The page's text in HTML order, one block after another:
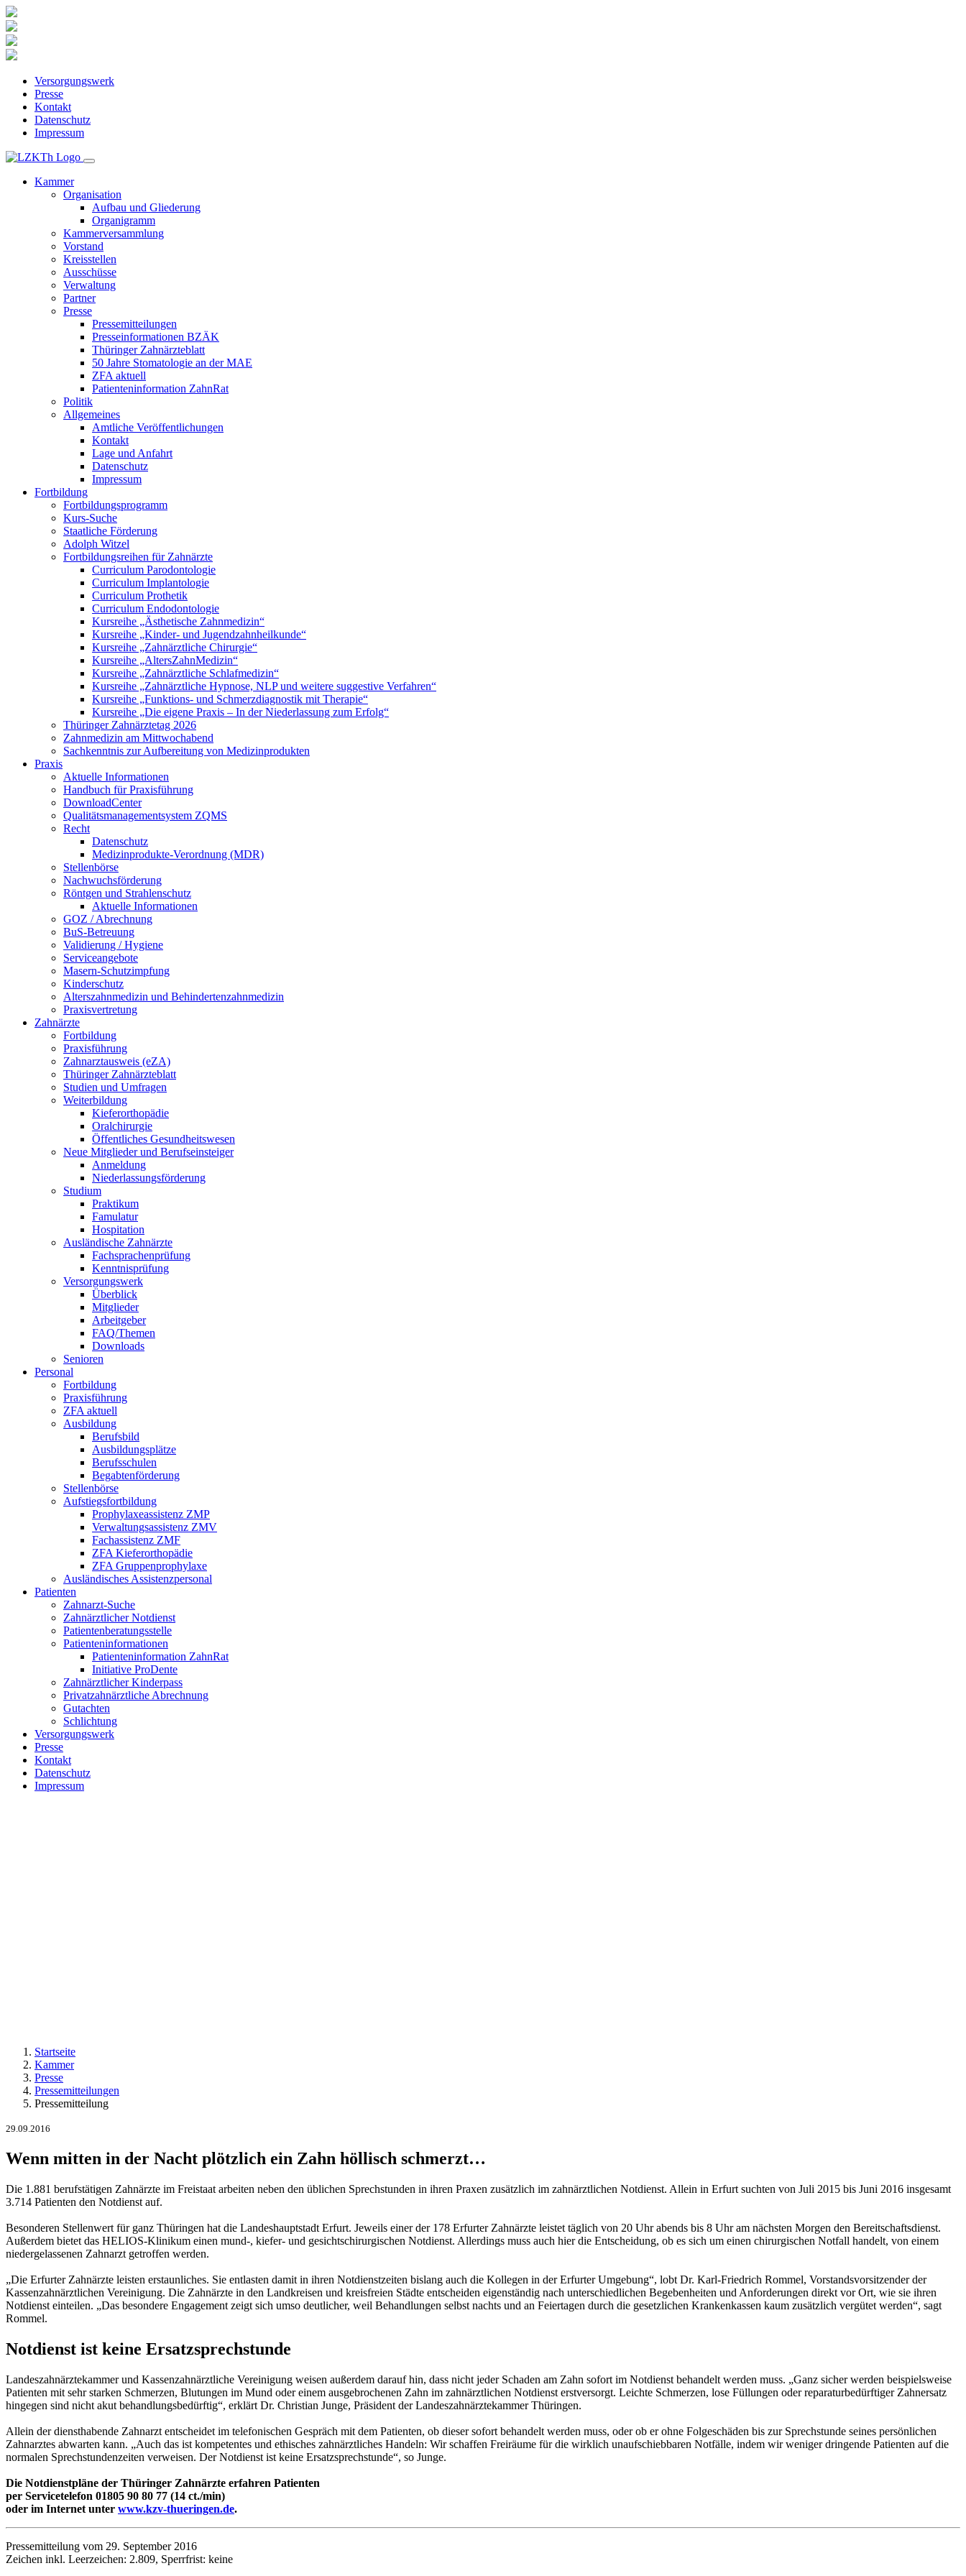
Versorgungswerk
Presse
Kontakt
Datenschutz
Impressum
Kammer
Organisation
Aufbau und Gliederung
Organigramm
Kammerversammlung
Vorstand
Kreisstellen
Ausschüsse
Verwaltung
Partner
Presse
Pressemitteilungen
Presseinformationen BZÄK
Thüringer Zahnärzteblatt
50 Jahre Stomatologie an der MAE
ZFA aktuell
Patienteninformation ZahnRat
Politik
Allgemeines
Amtliche Veröffentlichungen
Kontakt
Lage und Anfahrt
Datenschutz
Impressum
Fortbildung
Fortbildungsprogramm
Kurs-Suche
Staatliche Förderung
Adolph Witzel
Fortbildungsreihen für Zahnärzte
Curriculum Parodontologie
Curriculum Implantologie
Curriculum Prothetik
Curriculum Endodontologie
Kursreihe „Ästhetische Zahnmedizin“
Kursreihe „Kinder- und Jugendzahnheilkunde“
Kursreihe „Zahnärztliche Chirurgie“
Kursreihe „AltersZahnMedizin“
Kursreihe „Zahnärztliche Schlafmedizin“
Kursreihe „Zahnärztliche Hypnose, NLP und weitere suggestive Verfahren“
Kursreihe „Funktions- und Schmerzdiagnostik mit Therapie“
Kursreihe „Die eigene Praxis – In der Niederlassung zum Erfolg“
Thüringer Zahnärztetag 2026
Zahnmedizin am Mittwochabend
Sachkenntnis zur Aufbereitung von Medizinprodukten
Praxis
Aktuelle Informationen
Handbuch für Praxisführung
DownloadCenter
Qualitätsmanagementsystem ZQMS
Recht
Datenschutz
Medizinprodukte-Verordnung (MDR)
Stellenbörse
Nachwuchsförderung
Röntgen und Strahlenschutz
Aktuelle Informationen
GOZ / Abrechnung
BuS-Betreuung
Validierung / Hygiene
Serviceangebote
Masern-Schutzimpfung
Kinderschutz
Alterszahnmedizin und Behindertenzahnmedizin
Praxisvertretung
Zahnärzte
Fortbildung
Praxisführung
Zahnarztausweis (eZA)
Thüringer Zahnärzteblatt
Studien und Umfragen
Weiterbildung
Kieferorthopädie
Oralchirurgie
Öffentliches Gesundheitswesen
Neue Mitglieder und Berufseinsteiger
Anmeldung
Niederlassungsförderung
Studium
Praktikum
Famulatur
Hospitation
Ausländische Zahnärzte
Fachsprachenprüfung
Kenntnisprüfung
Versorgungswerk
Überblick
Mitglieder
Arbeitgeber
FAQ/Themen
Downloads
Senioren
Personal
Fortbildung
Praxisführung
ZFA aktuell
Ausbildung
Berufsbild
Ausbildungsplätze
Berufsschulen
Begabtenförderung
Stellenbörse
Aufstiegsfortbildung
Prophylaxeassistenz ZMP
Verwaltungsassistenz ZMV
Fachassistenz ZMF
ZFA Kieferorthopädie
ZFA Gruppenprophylaxe
Ausländisches Assistenzpersonal
Patienten
Zahnarzt-Suche
Zahnärztlicher Notdienst
Patientenberatungsstelle
Patienteninformationen
Patienteninformation ZahnRat
Initiative ProDente
Zahnärztlicher Kinderpass
Privatzahnärztliche Abrechnung
Gutachten
Schlichtung
Versorgungswerk
Presse
Kontakt
Datenschutz
Impressum
Startseite
Kammer
Presse
Pressemitteilungen
Pressemitteilung
29.09.2016
Wenn mitten in der Nacht plötzlich ein Zahn höllisch schmerzt…
Die 1.881 berufstätigen Zahnärzte im Freistaat arbeiten neben den üblichen Sprechstunden in ihren Praxen zusätzlich im zahnärztlichen Notdienst. Allein in Erfurt suchten von Juli 2015 bis Juni 2016 insgesamt
3.714 Patienten den Notdienst auf.
Besonderen Stellenwert für ganz Thüringen hat die Landeshauptstadt Erfurt. Jeweils einer der 178 Erfurter Zahnärzte leistet täglich von 20 Uhr abends bis 8 Uhr am nächsten Morgen den Bereitschaftsdienst.
Außerdem bietet das HELIOS-Klinikum einen mund-, kiefer- und gesichtschirurgischen Notdienst. Allerdings muss auch hier die Entscheidung, ob es sich um einen chirurgischen Notfall handelt, von einem
niedergelassenen Zahnarzt getroffen werden.
„Die Erfurter Zahnärzte leisten erstaunliches. Sie entlasten damit in ihren Notdienstzeiten bislang auch die Kollegen in der Erfurter Umgebung“, lobt Dr. Karl-Friedrich Rommel, Vorstandsvorsitzender der
Kassenzahnärztlichen Vereinigung. Die Zahnärzte in den Landkreisen und kreisfreien Städte entscheiden eigenständig nach unterschiedlichen Begebenheiten und Anforderungen direkt vor Ort, wie sie ihren
Notdienst einteilen. „Das besondere Engagement zeigt sich umso deutlicher, weil Behandlungen selbst nachts und an Feiertagen durch die gesetzlichen Krankenkassen kaum zusätzlich vergütet werden“, sagt
Rommel.
Notdienst ist keine Ersatzsprechstunde
Landeszahnärztekammer und Kassenzahnärztliche Vereinigung weisen außerdem darauf hin, dass nicht jeder Schaden am Zahn sofort im Notdienst behandelt werden muss. „Ganz sicher werden beispielsweise
Patienten mit sehr starken Schmerzen, Blutungen im Mund oder einem ausgebrochenen Zahn im zahnärztlichen Notdienst erstversorgt. Leichte Schmerzen, lose Füllungen oder reparaturbedürftiger Zahnersatz
hingegen sind nicht akut behandlungsbedürftig“, erklärt Dr. Christian Junge, Präsident der Landeszahnärztekammer Thüringen.
Allein der diensthabende Zahnarzt entscheidet im telefonischen Gespräch mit dem Patienten, ob dieser sofort behandelt werden muss, oder ob er ohne Folgeschäden bis zur Sprechstunde seines persönlichen
Zahnarztes abwarten kann. „Auch das ist kompetentes und ethisches zahnärztliches Handeln: Wir schaffen Freiräume für die wirklich unaufschiebbaren Notfälle, indem wir weniger dringende Patienten auf die
normalen Sprechstundenzeiten verweisen. Der Notdienst ist keine Ersatzsprechstunde“, so Junge.
Die Notdienstpläne der Thüringer Zahnärzte erfahren Patienten
per Servicetelefon 01805 90 80 77 (14 ct./min)
oder im Internet unter www.kzv-thueringen.de.
Pressemitteilung vom 29. September 2016
Zeichen inkl. Leerzeichen: 2.809, Sperrfrist: keine